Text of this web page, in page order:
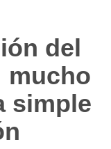
del
mucho
simple